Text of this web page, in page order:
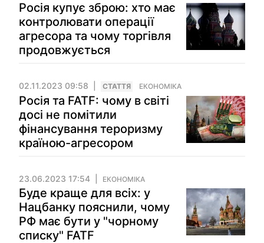
Росія купує зброю: хто має
контролювати операції
агресора та чому торгівля
продовжується
02.11.2023 09:58 СТАТТЯ ЕКОНОМІКА
Росія та FATF: чому в світі
досі не помітили
фінансування тероризму
країною-агресором
23.06.2023 17:54 ЕКОНОМІКА
Буде краще для всіх: у
Нацбанку пояснили, чому
РФ має бути у "чорному
списку" FATF